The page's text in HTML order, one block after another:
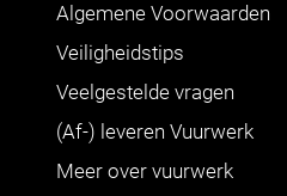
Algemene Voorwaarden
Veiligheidstips
Veelgestelde vragen
(Af-) leveren Vuurwerk
Meer over vuurwerk